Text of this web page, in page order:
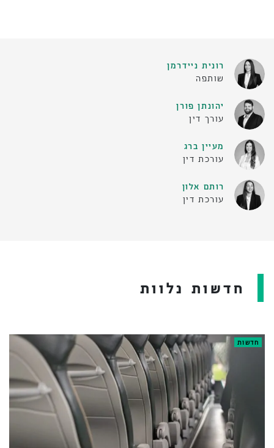
רונית ניידרמן
שותפה
יהונתן פורן
עורך דין
מעיין ברג
עורכת דין
רותם אלון
עורכת דין
חדשות נלוות
חדשות